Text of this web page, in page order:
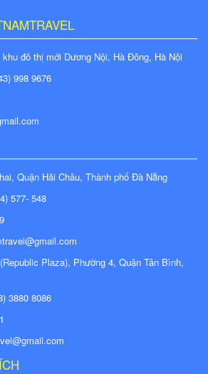
đô thị mới Dương Nội, Hà Đông, Hà Nội
998 9676
Quận Hải Châu, Thành phố Đà Nẵng
577- 548
Plaza), Phường 4, Quận Tân Bình,
3880 8086